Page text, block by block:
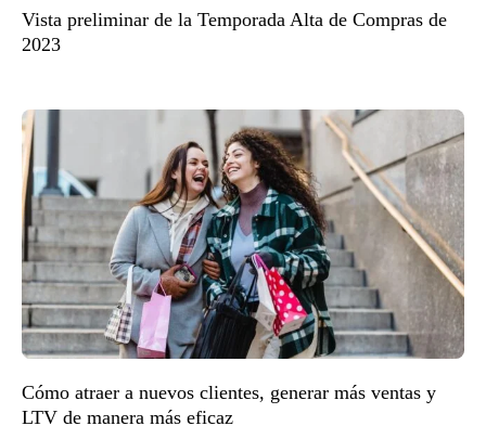
Vista preliminar de la Temporada Alta de Compras de
2023
Cómo atraer a nuevos clientes, generar más ventas y
LTV de manera más eficaz